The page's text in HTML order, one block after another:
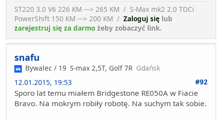
ST220 3.0 V6 226 KM ---> 265 KM / S-Max mk2 2.0 TDCi
PowerShift 150 KM ---> 200 KM / Zaloguj się lub
zarejestruj się za darmo żeby zobaczyć link.
snafu
Bywalec / 19 S-max 2,5T, Golf 7R Gdańsk
12.01.2015, 19:53
#92
Sporo lat temu miałem Bridgestone RE050A w Fiacie
Bravo. Na mokrym robiły robotę. Na suchym tak sobie.